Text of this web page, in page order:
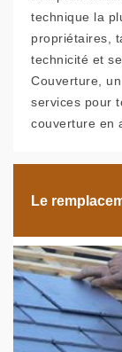
technique la
propriétaires,
technicité et
Couverture,
services pour
couverture en
Le